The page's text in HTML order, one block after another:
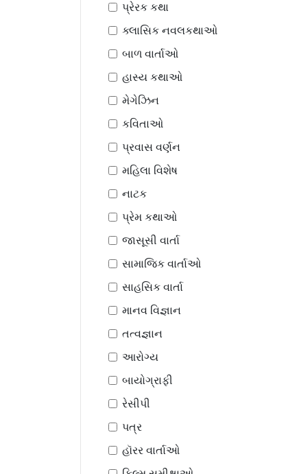
પ્રેરક કથા
ક્લાસિક નવલકથાઓ
બાળ વાર્તાઓ
હાસ્ય કથાઓ
મેગેઝિન
કવિતાઓ
પ્રવાસ વર્ણન
મહિલા વિશેષ
નાટક
પ્રેમ કથાઓ
જાસૂસી વાર્તા
સામાજિક વાર્તાઓ
સાહસિક વાર્તા
માનવ વિજ્ઞાન
તત્વજ્ઞાન
આરોગ્ય
બાયોગ્રાફી
રેસીપી
પત્ર
હૉરર વાર્તાઓ